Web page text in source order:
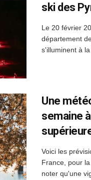
ski des
Le 20 février
département
s'illuminent à la
Une
semaine
Voici les
France, pour
noter qu'une